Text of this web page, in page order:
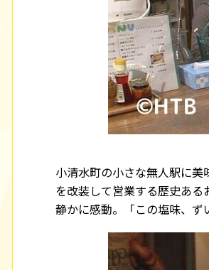
小清水町の小さな無人駅に
を改装して営業する歴史あ
静かに感動。「この塩味、ず